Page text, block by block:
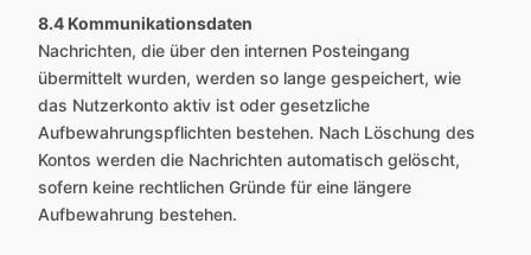
8.4 Kommunikationsdaten
Nachrichten, die über den internen Posteingang
übermittelt wurden, werden so lange gespeichert, wie
das Nutzerkonto aktiv ist oder gesetzliche
Aufbewahrungspflichten bestehen. Nach Löschung des
Kontos werden die Nachrichten automatisch gelöscht,
sofern keine rechtlichen Gründe für eine längere
Aufbewahrung bestehen.